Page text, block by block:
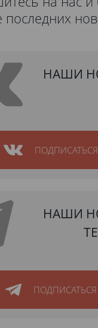
последних
НАШИ
ПОДПИСАТЬСЯ
НАШИ
ПОДПИСАТЬСЯ